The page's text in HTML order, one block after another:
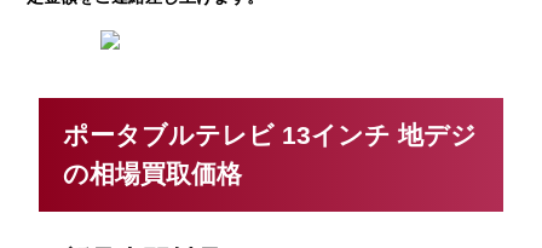
ポータブルテレビ 13インチ 地デジ
の相場買取価格